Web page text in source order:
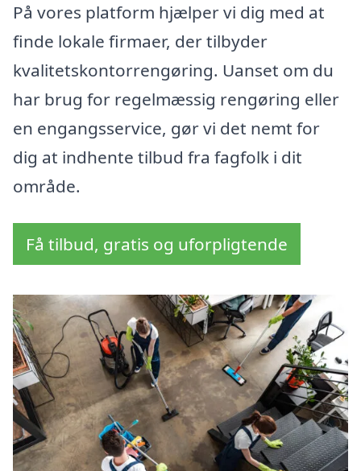
På vores platform hjælper vi dig med at
finde lokale firmaer, der tilbyder
kvalitetskontorrengøring. Uanset om du
har brug for regelmæssig rengøring eller
en engangsservice, gør vi det nemt for
dig at indhente tilbud fra fagfolk i dit
område.
Få tilbud, gratis og uforpligtende